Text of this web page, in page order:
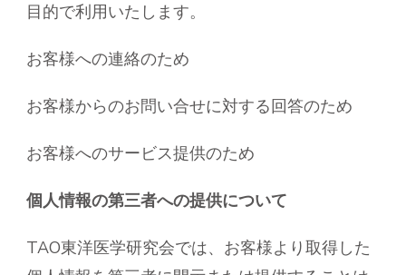
目的で利用いたします。
お客様への連絡のため
お客様からのお問い合せに対する回答のため
お客様へのサービス提供のため
個人情報の第三者への提供について
TAO東洋医学研究会では、お客様より取得した